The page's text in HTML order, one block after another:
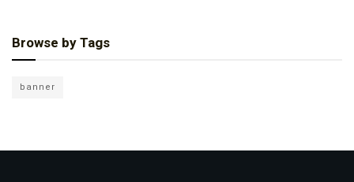
Browse by Tags
banner